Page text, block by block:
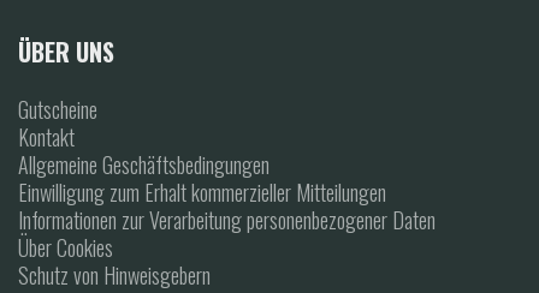
ÜBER UNS
Gutscheine
Kontakt
Allgemeine Geschäftsbedingungen
Einwilligung zum Erhalt kommerzieller Mitteilungen
Informationen zur Verarbeitung personenbezogener Daten
Über Cookies
Schutz von Hinweisgebern